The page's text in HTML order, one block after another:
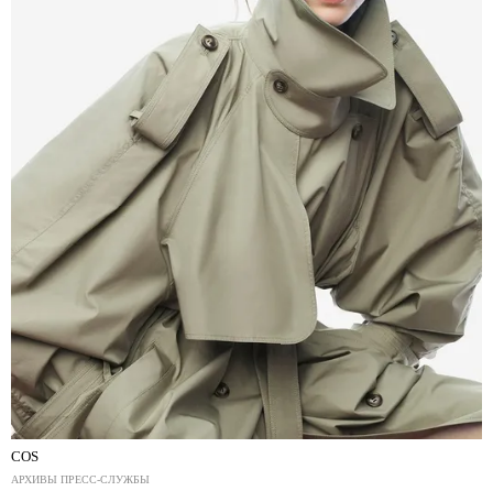
COS
АРХИВЫ ПРЕСС-СЛУЖБЫ